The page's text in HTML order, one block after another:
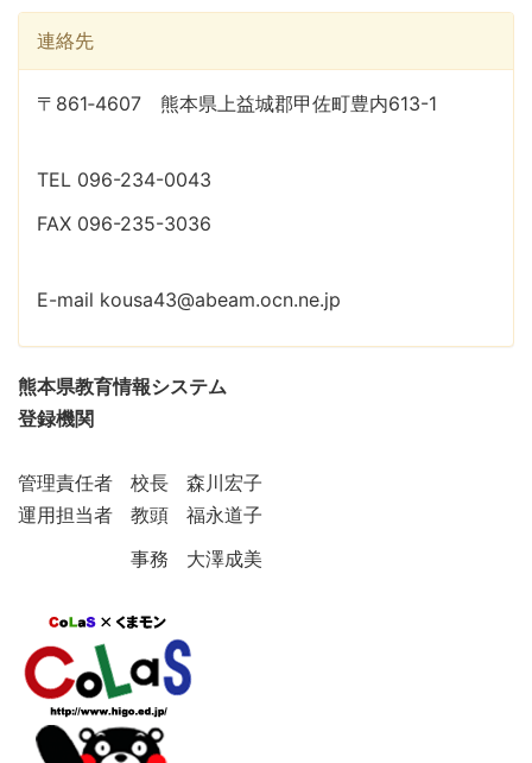
連絡先
〒861‐4607 熊本県上益城郡甲佐町豊内613-1
TEL 096-234-0043
FAX 096-235-3036
E-mail kousa43@abeam.ocn.ne.jp
熊本県教育情報システム
登録機関
管理責任者 校長 森川宏子
運用担当者 教頭 福永道子
事務 大澤成美